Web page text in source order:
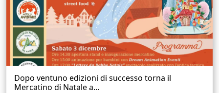
Dopo ventuno edizioni di successo torna il
Mercatino di Natale a...